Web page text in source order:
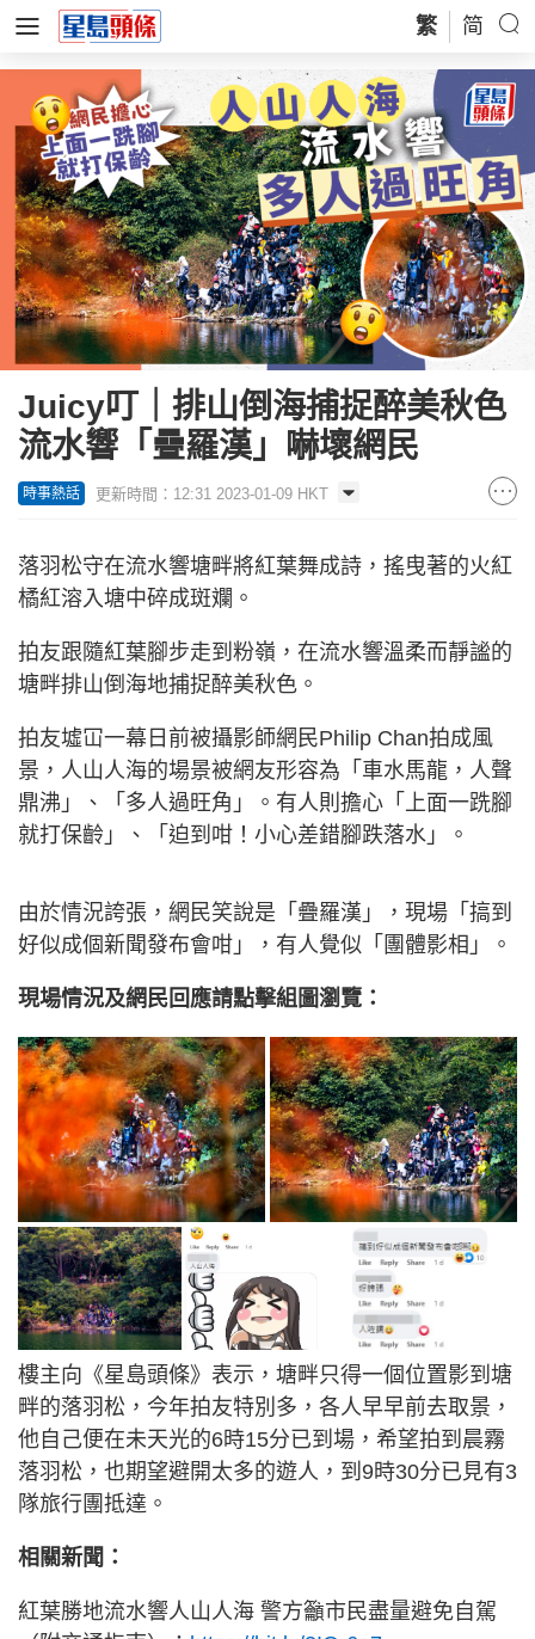
繁 简
Juicy叮｜排山倒海捕捉醉美秋色
流水響「疊羅漢」嚇壞網民
時事熱話 更新時間：12:31 2023-01-09 HKT
落羽松守在流水響塘畔將紅葉舞成詩，搖曳著的火紅
橘紅溶入塘中碎成斑斕。
拍友跟隨紅葉腳步走到粉嶺，在流水響溫柔而靜謐的
塘畔排山倒海地捕捉醉美秋色。
拍友墟冚一幕日前被攝影師網民Philip Chan拍成風
景，人山人海的場景被網友形容為「車水馬龍，人聲
鼎沸」、「多人過旺角」。有人則擔心「上面一跣腳
就打保齡」、「迫到咁！小心差錯腳跌落水」。
由於情況誇張，網民笑說是「疊羅漢」，現場「搞到
好似成個新聞發布會咁」，有人覺似「團體影相」。
現場情況及網民回應請點擊組圖瀏覽：
樓主向《星島頭條》表示，塘畔只得一個位置影到塘
畔的落羽松，今年拍友特別多，各人早早前去取景，
他自己便在未天光的6時15分已到場，希望拍到晨霧
落羽松，也期望避開太多的遊人，到9時30分已見有3
隊旅行團抵達。
相關新聞：
紅葉勝地流水響人山人海 警方籲市民盡量避免自駕